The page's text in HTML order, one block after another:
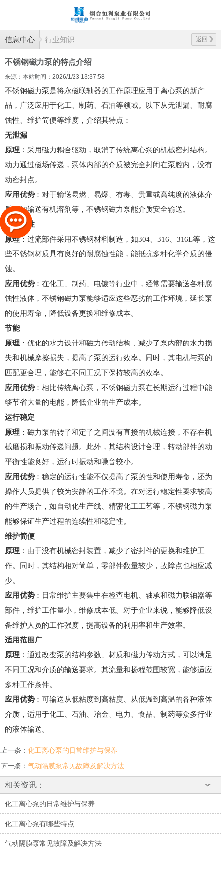
信息中心 返回
行业知识
不锈钢磁力泵的特点介绍
来源：本站时间：2026/1/23 13:37:58
不锈钢磁力泵是将永磁联轴器的工作原理应用于离心泵的新产
品，广泛应用于化工、制药、石油等领域。以下从无泄漏、耐腐
蚀性、维护简便等维度，介绍其特点：
无泄漏
原理 ：采用磁力耦合驱动，取消了传统离心泵的机械密封结构。
动力通过磁场传递，泵体内部的介质被完全封闭在泵腔内，没有
动密封点。
应用优势 ：对于输送易燃、易爆、有毒、贵重或高纯度的液体介
质，如输送有机溶剂等，不锈钢磁力泵能介质安全输送。
耐腐蚀性
原理：过流部件采用不锈钢材料制造，如304、316、316L等，这
些不锈钢材质具有良好的耐腐蚀性能，能抵抗多种化学介质的侵
蚀。
应用优势 ：在化工、制药、电镀等行业中，经常需要输送各种腐
蚀性液体，不锈钢磁力泵能够适应这些恶劣的工作环境，延长泵
的使用寿命，降低设备更换和维修成本。
节能
原理 ：优化的水力设计和磁力传动结构，减少了泵内部的水力损
失和机械摩擦损失，提高了泵的运行效率。同时，其电机与泵的
匹配更合理，能够在不同工况下保持较高的效率。
应用优势 ：相比传统离心泵，不锈钢磁力泵在长期运行过程中能
够节省大量的电能，降低企业的生产成本。
运行稳定
原理 ：磁力泵的转子和定子之间没有直接的机械连接，不存在机
械磨损和振动传递问题。此外，其结构设计合理，转动部件的动
平衡性能良好，运行时振动和噪音较小。
应用优势 ：稳定的运行性能不仅提高了泵的性和使用寿命，还为
操作人员提供了较为安静的工作环境。在对运行稳定性要求较高
的生产场合，如自动化生产线、精密化工工艺等，不锈钢磁力泵
能够保证生产过程的连续性和稳定性。
维护简便
原理 ：由于没有机械密封装置，减少了密封件的更换和维护工
作。同时，其结构相对简单，零部件数量较少，故障点也相应减
少。
应用优势 ：日常维护主要集中在检查电机、轴承和磁力联轴器等
部件，维护工作量小，维修成本低。对于企业来说，能够降低设
备维护人员的工作强度，提高设备的利用率和生产效率。
适用范围广
原理 ：通过改变泵的结构参数、材质和磁力传动方式，可以满足
不同工况和介质的输送要求。其流量和扬程范围较宽，能够适应
多种工作条件。
应用优势 ：可输送从低粘度到高粘度、从低温到高温的各种液体
介质，适用于化工、石油、冶金、电力、食品、制药等众多行业
的液体输送。
上一条： 化工离心泵的日常维护与保养
下一条： 气动隔膜泵常见故障及解决方法
相关资讯：
化工离心泵的日常维护与保养
化工离心泵有哪些特点
气动隔膜泵常见故障及解决方法